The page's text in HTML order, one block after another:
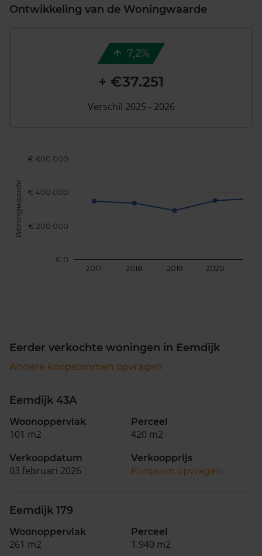
Ontwikkeling van de Woningwaarde
2017 2018 2019 2020
€ 0
€ 200.000
€ 400.000
€ 600.000
Woningwaarde
7,2%
+ €37.251
Verschil 2025 - 2026
Eerder verkochte woningen in Eemdijk
Andere koopsommen opvragen
Eemdijk 43A
Woonoppervlak
101 m2
Perceel
420 m2
Verkoopdatum
03 februari 2026
Verkoopprijs
Koopsom opvragen
Eemdijk 179
Woonoppervlak
261 m2
Perceel
1.940 m2